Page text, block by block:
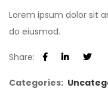
Lorem ipsum dolor sit
do eiusmod.
Share:
Categories: